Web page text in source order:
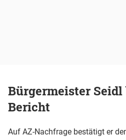
Bürgermeister
Bericht
Auf AZ-Nachfrage bestätigt er